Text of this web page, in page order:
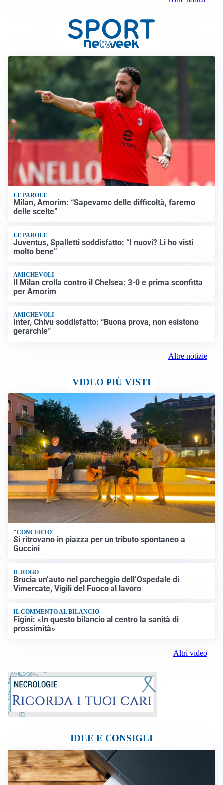
LE PAROLE
Milan, Amorim: “Sapevamo delle difficoltà, faremo
delle scelte”
LE PAROLE
Juventus, Spalletti soddisfatto: “I nuovi? Li ho visti
molto bene”
AMICHEVOLI
Il Milan crolla contro il Chelsea: 3-0 e prima sconfitta
per Amorim
AMICHEVOLI
Inter, Chivu soddisfatto: “Buona prova, non esistono
gerarchie”
Altre notizie
VIDEO PIÙ VISTI
"CONCERTO"
Si ritrovano in piazza per un tributo spontaneo a
Guccini
IL ROGO
Brucia un’auto nel parcheggio dell’Ospedale di
Vimercate, Vigili del Fuoco al lavoro
IL COMMENTO AL BILANCIO
Figini: «In questo bilancio al centro la sanità di
prossimità»
Altri video
IDEE E CONSIGLI